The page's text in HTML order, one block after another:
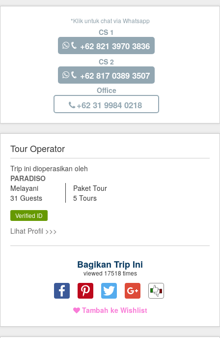
*Klik untuk chat via Whatsapp
CS 1
+62 821 3970 3836
CS 2
+62 817 0389 3507
Office
+62 31 9984 0218
Tour Operator
Trip ini dioperasikan oleh
PARADISO
Melayani
31 Guests
Paket Tour
5 Tours
Verified ID
Lihat Profil >>>
Bagikan Trip Ini
viewed 17518 times
Tambah ke Wishlist